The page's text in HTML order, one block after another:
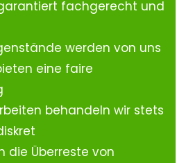
fachgerecht und
werden von uns
eine faire
behandeln wir stets
die Überreste von